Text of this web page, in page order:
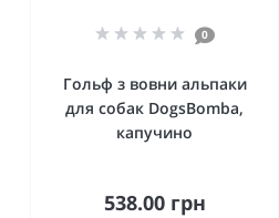
0
Гольф з вовни альпаки
для собак DogsBomba,
капучино
538.00 грн